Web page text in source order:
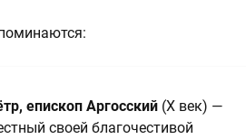
епископ Аргосский (X век) —
своей благочестивой